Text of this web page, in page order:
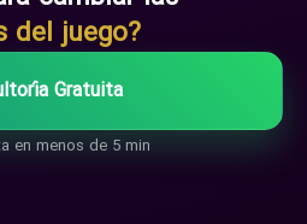
del juego?
Gratuita
en menos de 5 min